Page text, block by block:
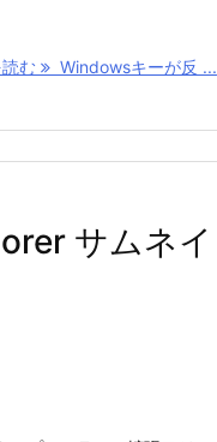
む Windowsキーが反 ...
サムネイ